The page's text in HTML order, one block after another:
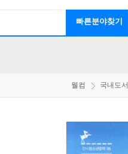
빠른분야찾기
웰컴 국내도서